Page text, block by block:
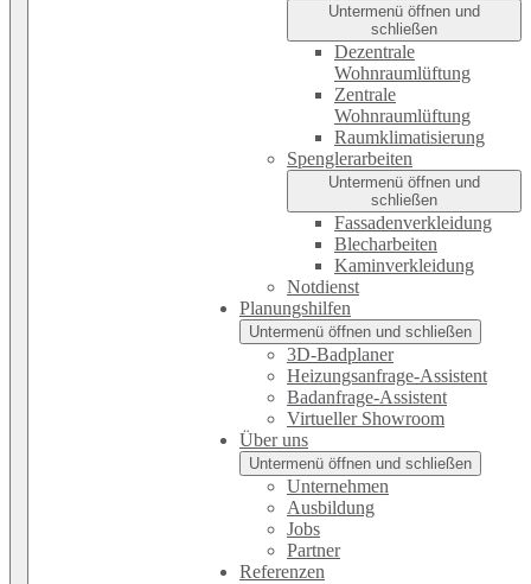
Untermenü öffnen und
schließen
Dezentrale
Wohnraumlüftung
Zentrale
Wohnraumlüftung
Raumklimatisierung
Spenglerarbeiten
Untermenü öffnen und
schließen
Fassadenverkleidung
Blecharbeiten
Kaminverkleidung
Notdienst
Planungshilfen
Untermenü öffnen und schließen
3D-Badplaner
Heizungsanfrage-Assistent
Badanfrage-Assistent
Virtueller Showroom
Über uns
Untermenü öffnen und schließen
Unternehmen
Ausbildung
Jobs
Partner
Referenzen